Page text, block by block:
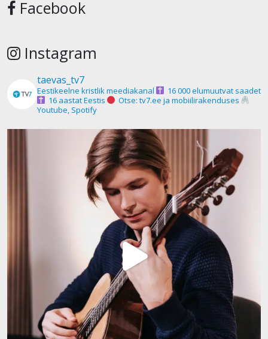
Facebook
Instagram
taevas_tv7
Eestikeelne kristlik meediakanal
16 000 elumuutvat saadet
16 aastat Eestis
Otse: tv7.ee ja mobiilirakenduses
Youtube, Spotify